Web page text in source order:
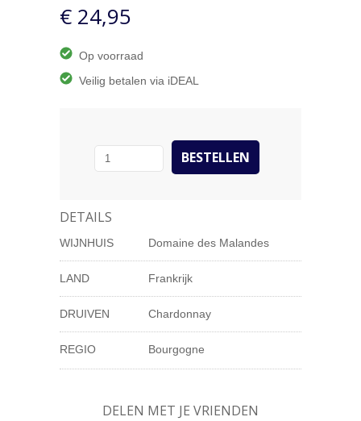
€ 24,95
Op voorraad
Veilig betalen via iDEAL
DETAILS
WIJNHUIS Domaine des Malandes
LAND Frankrijk
DRUIVEN Chardonnay
REGIO Bourgogne
DELEN MET JE VRIENDEN